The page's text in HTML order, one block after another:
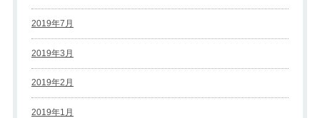
2019年7月
2019年3月
2019年2月
2019年1月